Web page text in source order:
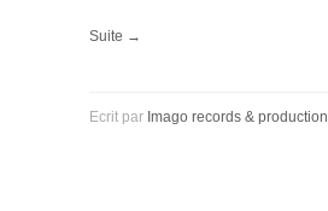
Suite →
Ecrit par Imago records & production